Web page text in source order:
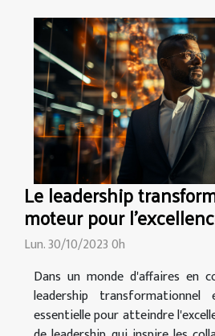
Le leadership
moteur pour
Lun. 30/10/2023 0h
Dans un monde d'affaires en
leadership
essentielle pour atteindre